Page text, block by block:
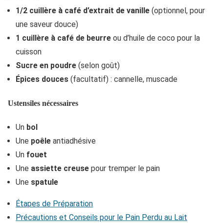
1/2 cuillère à café d’extrait de vanille (optionnel, pour
une saveur douce)
1 cuillère à café de beurre ou d’huile de coco pour la
cuisson
Sucre en poudre (selon goût)
Épices douces (facultatif) : cannelle, muscade
Ustensiles nécessaires
Un bol
Une poêle antiadhésive
Un fouet
Une assiette creuse pour tremper le pain
Une spatule
Étapes de Préparation
Précautions et Conseils pour le Pain Perdu au Lait